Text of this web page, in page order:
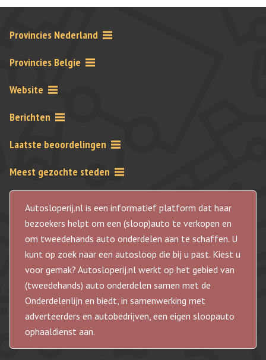
Provincies Nederland
Provincies Belgie
Website
Berichten
Laatste beoordelingen
Meest gezochte steden
Autosloperij.nl is een informatief platform dat haar
bezoekers helpt om een (sloop)auto te verkopen en
om tweedehands auto onderdelen aan te schaffen. U
kunt op zoek naar een autosloop die bij u past. Kiest u
voor gemak? Autosloperij.nl werkt op het gebied van
(tweedehands) auto onderdelen samen met de
Onderdelenlijn en biedt, in samenwerking met
adverteerders en autobedrijven, een eigen sloopauto
ophaaldienst aan.